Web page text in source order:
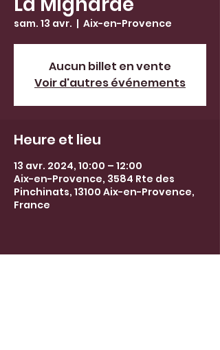
sam. 13 avr.
  |
Aix-en-Provence
Aucun billet en vente
Voir d'autres événements
Heure et lieu
13 avr. 2024, 10:00 – 12:00
Aix-en-Provence, 3584 Rte des
Pinchinats, 13100 Aix-en-Provence,
France